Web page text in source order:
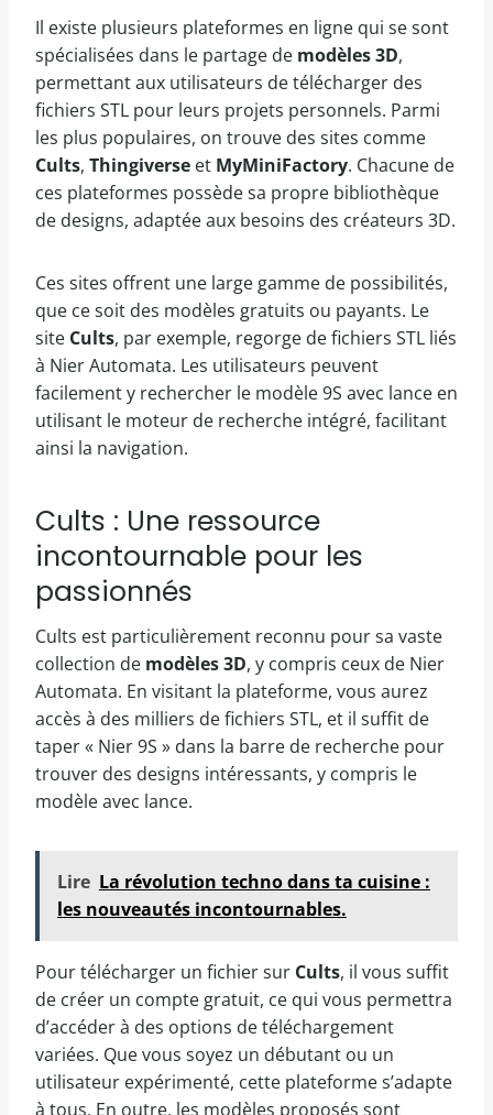
Il existe plusieurs plateformes en ligne qui se sont
spécialisées dans le partage de modèles 3D,
permettant aux utilisateurs de télécharger des
fichiers STL pour leurs projets personnels. Parmi
les plus populaires, on trouve des sites comme
Cults, Thingiverse et MyMiniFactory. Chacune de
ces plateformes possède sa propre bibliothèque
de designs, adaptée aux besoins des créateurs 3D.
Ces sites offrent une large gamme de possibilités,
que ce soit des modèles gratuits ou payants. Le
site Cults, par exemple, regorge de fichiers STL liés
à Nier Automata. Les utilisateurs peuvent
facilement y rechercher le modèle 9S avec lance en
utilisant le moteur de recherche intégré, facilitant
ainsi la navigation.
Cults : Une ressource
incontournable pour les
passionnés
Cults est particulièrement reconnu pour sa vaste
collection de modèles 3D, y compris ceux de Nier
Automata. En visitant la plateforme, vous aurez
accès à des milliers de fichiers STL, et il suffit de
taper « Nier 9S » dans la barre de recherche pour
trouver des designs intéressants, y compris le
modèle avec lance.
Lire La révolution techno dans ta cuisine :
les nouveautés incontournables.
Pour télécharger un fichier sur Cults, il vous suffit
de créer un compte gratuit, ce qui vous permettra
d’accéder à des options de téléchargement
variées. Que vous soyez un débutant ou un
utilisateur expérimenté, cette plateforme s’adapte
à tous. En outre, les modèles proposés sont